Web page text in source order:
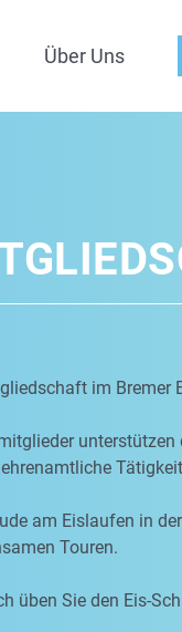
Über Uns
im Bremer
am Eislaufen in
Touren.
üben Sie den Eis-